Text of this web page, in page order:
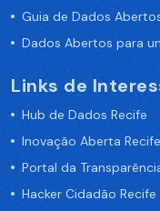
Guia de Dados
Dados Abertos para
Links de
Hub de Dados Recife
Inovação Aberta Recife
Portal da
Hacker Cidadão Recife